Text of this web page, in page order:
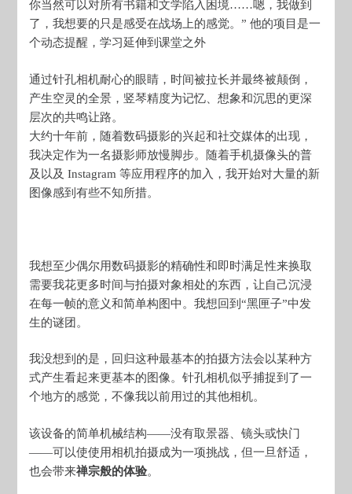
你当然可以对所有书籍和文学陷入困境……嗯，我做到
了，我想要的只是感受在战场上的感觉。” 他的项目是一
个动态提醒，学习延伸到课堂之外
通过针孔相机耐心的眼睛，时间被拉长并最终被颠倒，
产生空灵的全景，竖琴精度为记忆、想象和沉思的更深
层次的共鸣让路。
大约十年前，随着数码摄影的兴起和社交媒体的出现，
我决定作为一名摄影师放慢脚步。随着手机摄像头的普
及以及 Instagram 等应用程序的加入，我开始对大量的新
图像感到有些不知所措。
我想至少偶尔用数码摄影的精确性和即时满足性来换取
需要我花更多时间与拍摄对象相处的东西，让自己沉浸
在每一帧的意义和简单构图中。我想回到“黑匣子”中发
生的谜团。
我没想到的是，回归这种最基本的拍摄方法会以某种方
式产生看起来更基本的图像。针孔相机似乎捕捉到了一
个地方的感觉，不像我以前用过的其他相机。
该设备的简单机械结构——没有取景器、镜头或快门
——可以使使用相机拍摄成为一项挑战，但一旦舒适，
也会带来禅宗般的体验。